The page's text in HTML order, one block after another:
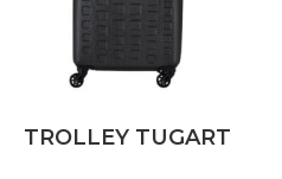
TROLLEY TUGART